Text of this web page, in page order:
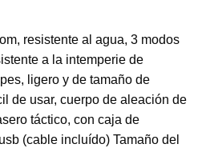
$39,900.00.
resistente al agua, 3 modos
a la intemperie de
ligero y de tamaño de
de usar, cuerpo de aleación de
táctico, con caja de
(cable incluído) Tamaño del